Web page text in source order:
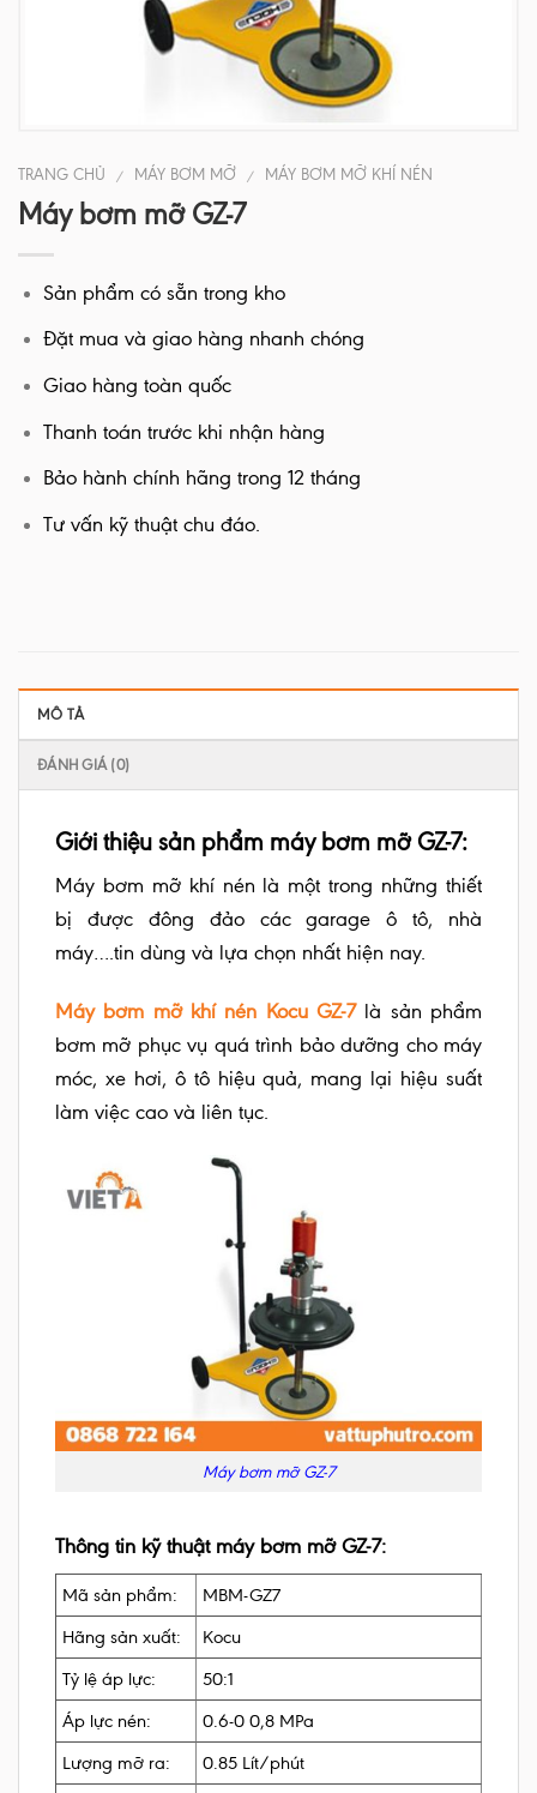
TRANG CHỦ / MÁY BƠM MỠ / MÁY BƠM MỠ KHÍ NÉN
Máy bơm mỡ GZ-7
Sản phẩm có sẵn trong kho
Đặt mua và giao hàng nhanh chóng
Giao hàng toàn quốc
Thanh toán trước khi nhận hàng
Bảo hành chính hãng trong 12 tháng
Tư vấn kỹ thuật chu đáo.
MÔ TẢ
ĐÁNH GIÁ (0)
Giới thiệu sản phẩm máy bơm mỡ GZ-7:
Máy bơm mỡ khí nén là một trong những thiết
bị được đông đảo các garage ô tô, nhà
máy….tin dùng và lựa chọn nhất hiện nay.
Máy bơm mỡ khí nén Kocu GZ-7là sản phẩm
bơm mỡ phục vụ quá trình bảo dưỡng cho máy
móc, xe hơi, ô tô hiệu quả, mang lại hiệu suất
làm việc cao và liên tục.
Máy bơm mỡ GZ-7
Thông tin kỹ thuật máy bơm mỡ GZ-7:
Mã sản phẩm:
MBM-GZ7
Hãng sản xuất:
Kocu
Tỷ lệ áp lực:
50:1
Áp lực nén:
0.6-0 0,8 MPa
Lượng mỡ ra:
0.85 Lít/phút